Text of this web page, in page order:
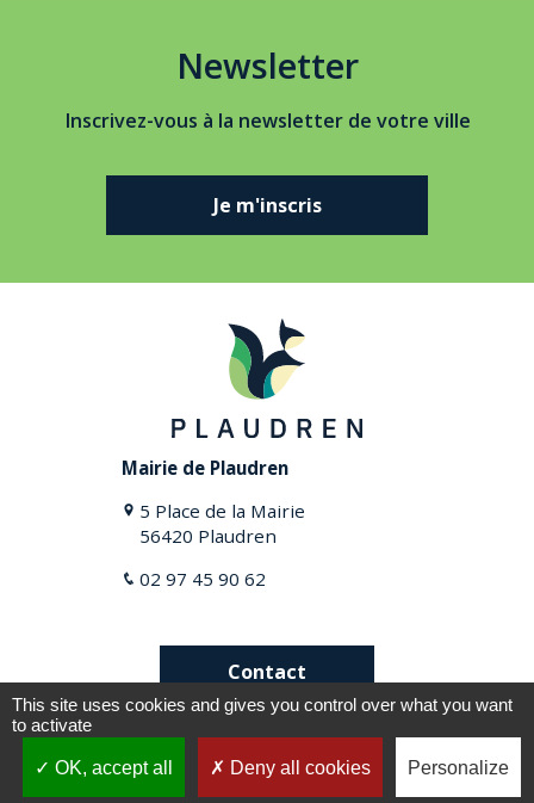
Newsletter
Inscrivez-vous à la newsletter de votre ville
Je m'inscris
Mairie de Plaudren
5 Place de la Mairie
56420 Plaudren
02 97 45 90 62
Contact
Plan du site Mentions légales
This site uses cookies and gives you control over what you want
to activate
OK, accept all Deny all cookies Personalize